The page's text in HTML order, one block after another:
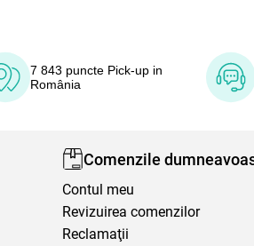
7 843 puncte Pick-up in
România
Comenzile
Contul meu
Revizuirea comenzilor
Reclamaţii